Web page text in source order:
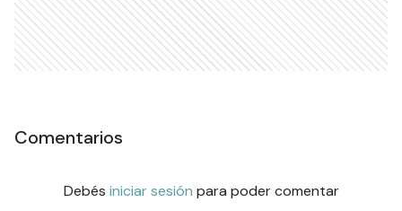
Comentarios
Debés iniciar sesión para poder comentar